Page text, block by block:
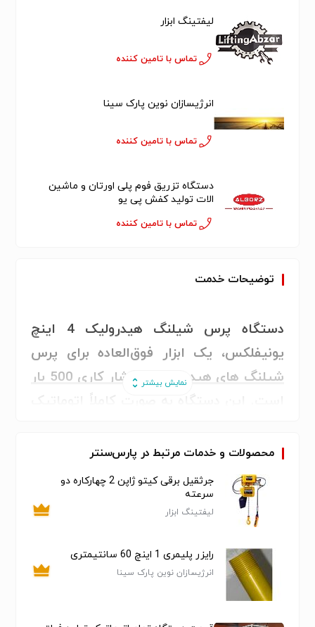
لیفتینگ ابزار
تماس با تامین کننده
انرژیسازان نوین پارک سینا
تماس با تامین کننده
دستگاه تزریق فوم پلی اورتان و ماشین
الات تولید کفش پی یو
تماس با تامین کننده
توضیحات خدمت
دستگاه پرس شیلنگ هیدرولیک 4 اینچ
یونیفلکس، یک ابزار فوق‌العاده برای پرس
شیلنگ های هیدرولیک با فشار کاری 500 بار
اینچ را داراست.
ویژگی‌ها و مزایای دستگاه پرس شیلنگ
هیدرولیک 4 اینچ یونیفلکس:
1. **فول تاچ / آلارم پرس**: تکنولوژی
پیشرفته برای دقت و کارایی بیشتر.
2. **پرس کاملاً فابریک و اتومات**: عملکردی
محصولات و خدمات مرتبط در پارس‌سنتر
جرثقیل برقی کیتو ژاپن 2 چهارکاره دو
سرعته
لیفتینگ ابزار
رایزر پلیمری 1 اینچ 60 سانتیمتری
انرژیسازان نوین پارک سینا